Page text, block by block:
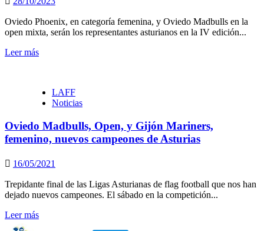
Oviedo Phoenix, en categoría femenina, y Oviedo Madbulls en la
open mixta, serán los representantes asturianos en la IV edición...
Leer más
LAFF
Noticias
Oviedo Madbulls, Open, y Gijón Mariners,
femenino, nuevos campeones de Asturias
16/05/2021
Trepidante final de las Ligas Asturianas de flag football que nos han
dejado nuevos campeones. El sábado en la competición...
Leer más